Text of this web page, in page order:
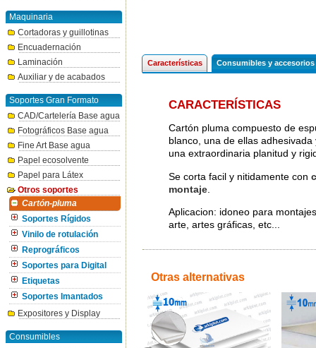
Maquinaria
Cortadoras y guillotinas
Encuadernación
Laminación
Auxiliar y de acabados
Soportes Gran Formato
CAD/Cartelería Base agua
Fotográficos Base agua
Fine Art Base agua
Papel ecosolvente
Papel para Látex
Otros soportes
Cartón-pluma
Soportes Rígidos
Vinilo de rotulación
Reprográficos
Soportes para Digital
Etiquetas
Soportes Imantados
Expositores y Display
Consumibles
Características Consumibles y accesorios
CARACTERÍSTICAS
Cartón pluma compuesto de
blanco, una de ellas
una extraordinaria planitud y
Se corta facil y nitidamente con
montaje.
Aplicacion: idoneo para
arte, artes gráficas, etc...
Otras alternativas